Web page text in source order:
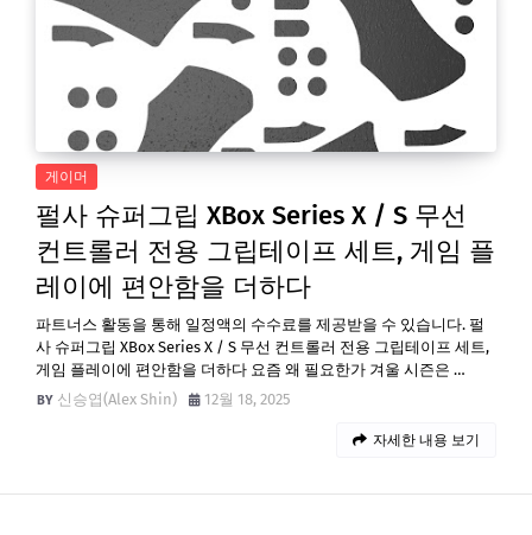
게이머
펄사 슈퍼그립 XBox Series X / S 무선
컨트롤러 전용 그립테이프 세트, 게임 플
레이에 편안함을 더하다
파트너스 활동을 통해 일정액의 수수료를 제공받을 수 있습니다. 펄
사 슈퍼그립 XBox Series X / S 무선 컨트롤러 전용 그립테이프 세트,
게임 플레이에 편안함을 더하다 요즘 왜 필요한가 겨울 시즌은 …
신승엽(Alex Shin)
12월 18, 2025
자세한 내용 보기